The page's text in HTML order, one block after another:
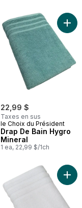
22,99 $
Taxes en sus
le Choix du Président
Drap De Bain Hygro
Mineral
1 ea, 22,99 $/1ch